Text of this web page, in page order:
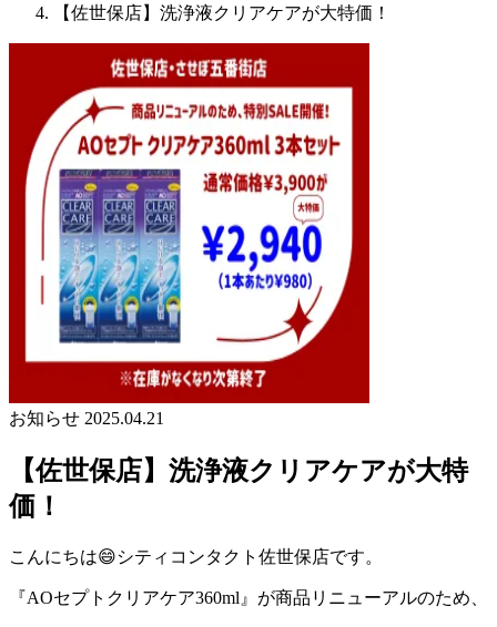
【佐世保店】洗浄液クリアケアが大特価！
お知らせ 2025.04.21
【佐世保店】洗浄液クリアケアが大特
価！
こんにちは😄シティコンタクト佐世保店です。
『AOセプトクリアケア360ml』が商品リニューアルのため、